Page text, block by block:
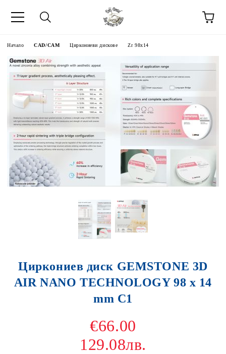
Начало CAD/CAM Циркониеви дискове Zr 98x14
Циркониев диск GEMSTONE 3D
AIR NANO TECHNOLOGY 98 x 14
mm C1
€66.00
129.08лв.